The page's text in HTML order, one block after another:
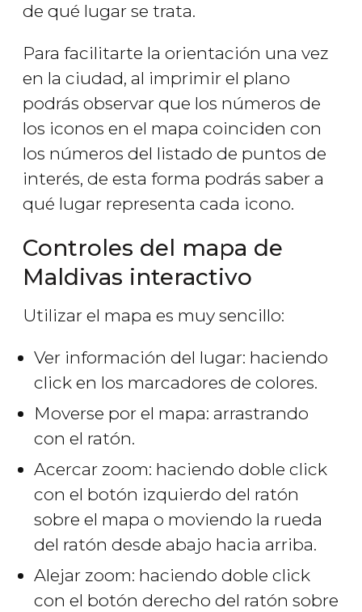
de qué lugar se trata.
Para facilitarte la orientación una vez
en la ciudad, al imprimir el plano
podrás observar que los números de
los iconos en el mapa coinciden con
los números del listado de puntos de
interés, de esta forma podrás saber a
qué lugar representa cada icono.
Controles del mapa de
Maldivas interactivo
Utilizar el mapa es muy sencillo:
Ver información del lugar: haciendo
click en los marcadores de colores.
Moverse por el mapa: arrastrando
con el ratón.
Acercar zoom: haciendo doble click
con el botón izquierdo del ratón
sobre el mapa o moviendo la rueda
del ratón desde abajo hacia arriba.
Alejar zoom: haciendo doble click
con el botón derecho del ratón sobre